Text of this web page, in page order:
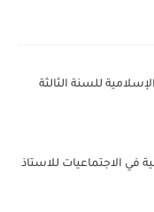
للسنة الثالثة
في الاجتماعيات للاستاذ